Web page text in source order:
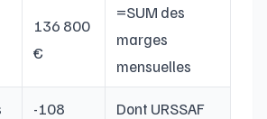
136 800
€
=SUM des
marges
mensuelles
-108
Dont URSSAF